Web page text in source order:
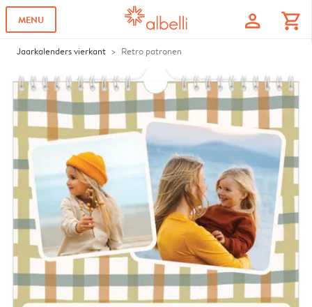
MENU profile shopping_cart
Jaarkalenders vierkant Retro patronen